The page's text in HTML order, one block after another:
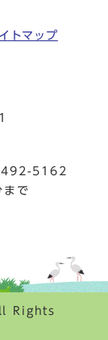
トマップ
492-5162
で
Rights